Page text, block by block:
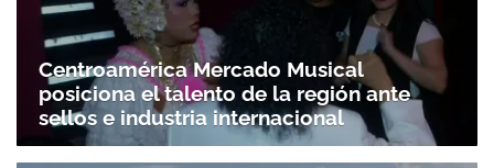
Centroamérica Mercado Musical
posiciona el talento de la región ante
sellos e industria internacional